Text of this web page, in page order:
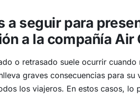
a seguir para
a la compañía Air
o retrasado suele ocurrir cuando
graves consecuencias para su
los viajeros. En estos casos, lo